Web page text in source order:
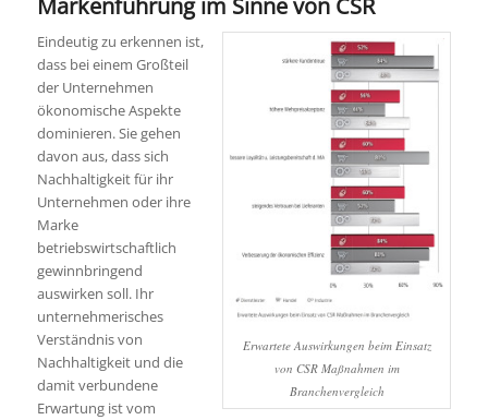
Markenführung im Sinne von CSR
Erwartete Auswirkungen beim Einsatz
von CSR Maßnahmen im
Branchenvergleich
Eindeutig zu erkennen ist,
dass bei einem Großteil
der Unternehmen
ökonomische Aspekte
dominieren. Sie gehen
davon aus, dass sich
Nachhaltigkeit für ihr
Unternehmen oder ihre
Marke
betriebswirtschaftlich
gewinnbringend
auswirken soll. Ihr
unternehmerisches
Verständnis von
Nachhaltigkeit und die
damit verbundene
Erwartung ist vom